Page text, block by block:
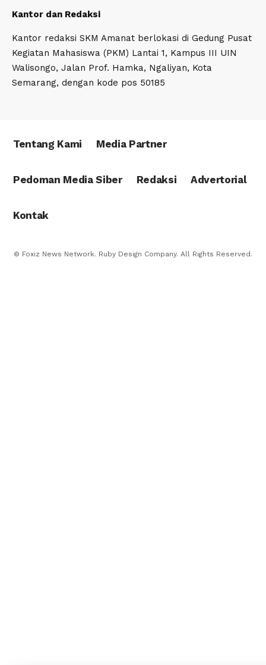
Kantor dan Redaksi
Kantor redaksi SKM Amanat berlokasi di Gedung Pusat
Kegiatan Mahasiswa (PKM) Lantai 1, Kampus III UIN
Walisongo, Jalan Prof. Hamka, Ngaliyan, Kota
Semarang, dengan kode pos 50185
Tentang Kami Media Partner
Pedoman Media Siber Redaksi Advertorial
Kontak
© Foxiz News Network. Ruby Design Company. All Rights Reserved.